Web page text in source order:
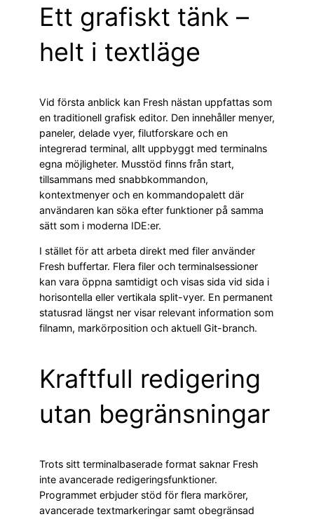
Ett grafiskt tänk –
helt i textläge
Vid första anblick kan Fresh nästan uppfattas som
en traditionell grafisk editor. Den innehåller menyer,
paneler, delade vyer, filutforskare och en
integrerad terminal, allt uppbyggt med terminalns
egna möjligheter. Musstöd finns från start,
tillsammans med snabbkommandon,
kontextmenyer och en kommandopalett där
användaren kan söka efter funktioner på samma
sätt som i moderna IDE:er.
I stället för att arbeta direkt med filer använder
Fresh buffertar. Flera filer och terminalsessioner
kan vara öppna samtidigt och visas sida vid sida i
horisontella eller vertikala split-vyer. En permanent
statusrad längst ner visar relevant information som
filnamn, markörposition och aktuell Git-branch.
Kraftfull redigering
utan begränsningar
Trots sitt terminalbaserade format saknar Fresh
inte avancerade redigeringsfunktioner.
Programmet erbjuder stöd för flera markörer,
avancerade textmarkeringar samt obegränsad